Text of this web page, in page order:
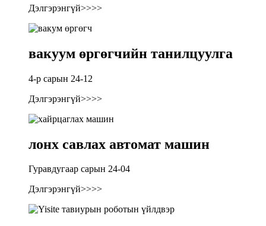
Дэлгэрэнгүй>>>>
вакуум өргөгчийн танилцуулга
4-р сарын 24-12
Дэлгэрэнгүй>>>>
лонх савлах автомат машин
Гуравдугаар сарын 24-04
Дэлгэрэнгүй>>>>